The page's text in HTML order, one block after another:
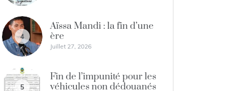
4
Aïssa Mandi : la fin d’une
ère
Juillet 27, 2026
5
Fin de l’impunité pour les
véhicules non dédouanés